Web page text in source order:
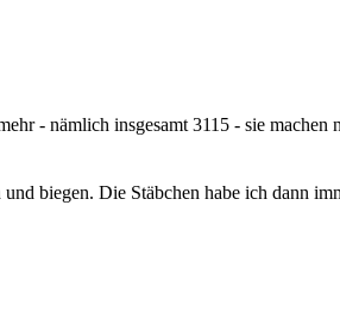
- nämlich insgesamt 3115 - sie
biegen. Die Stäbchen habe ich dann